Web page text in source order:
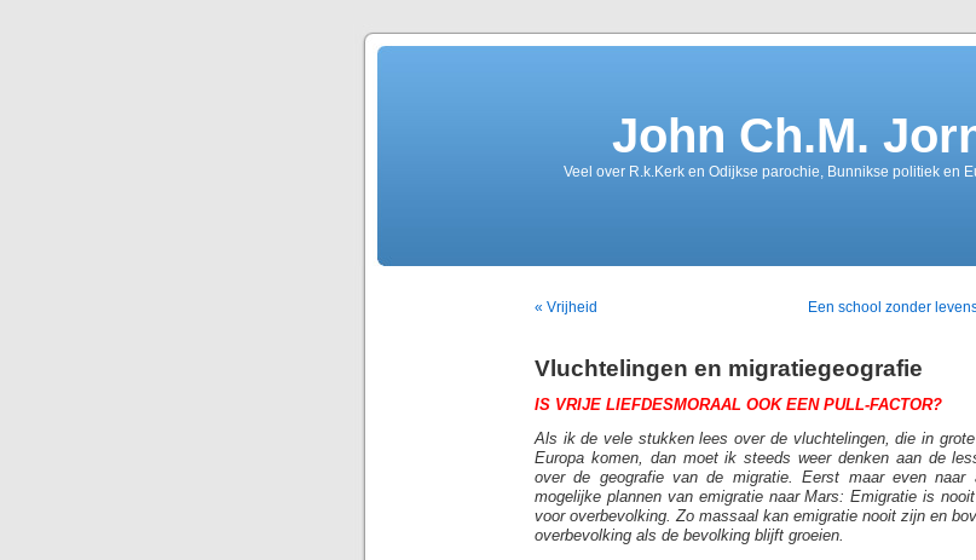
John Ch.M.
Veel over R.k.Kerk en Odijkse parochie, Bunnikse politiek en
« Vrijheid Een school zonder
Vluchtelingen en migratiegeografie
IS VRIJE LIEFDESMORAAL OOK EEN PULL-FACTOR?
Als ik de vele stukken lees over de vluchtelingen, die in
Europa komen, dan moet ik steeds weer denken aan de
over de geografie van de migratie. Eerst maar even naar
mogelijke plannen van emigratie naar Mars: Emigratie is
voor overbevolking. Zo massaal kan emigratie nooit zijn en
overbevolking als de bevolking blijft groeien.